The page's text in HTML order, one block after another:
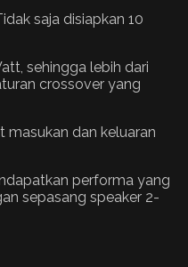
saja disiapkan 10
sehingga lebih dari
crossover yang
masukan dan keluaran
performa yang
sepasang speaker 2-